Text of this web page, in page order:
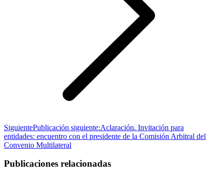
SiguientePublicación siguiente:Aclaración. Invitación para
entidades: encuentro con el presidente de la Comisión Arbitral del
Convenio Multilateral
Publicaciones relacionadas